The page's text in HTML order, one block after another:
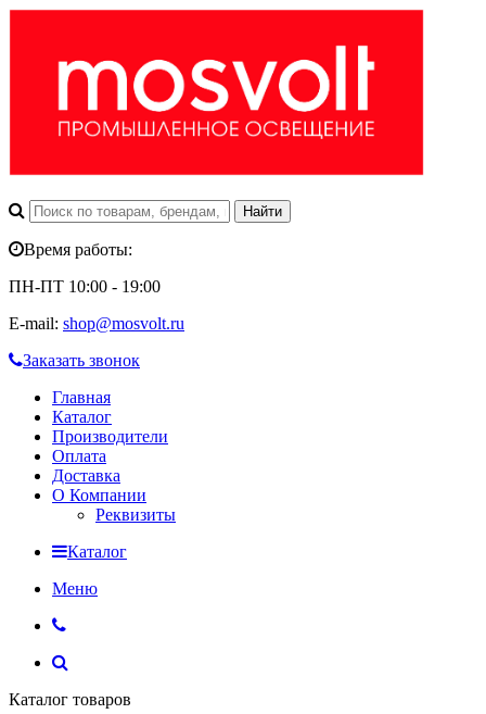
Время работы:
ПН-ПТ 10:00 - 19:00
E-mail: shop@mosvolt.ru
Заказать звонок
Главная
Каталог
Производители
Оплата
Доставка
О Компании
Реквизиты
Каталог
Меню
Каталог товаров